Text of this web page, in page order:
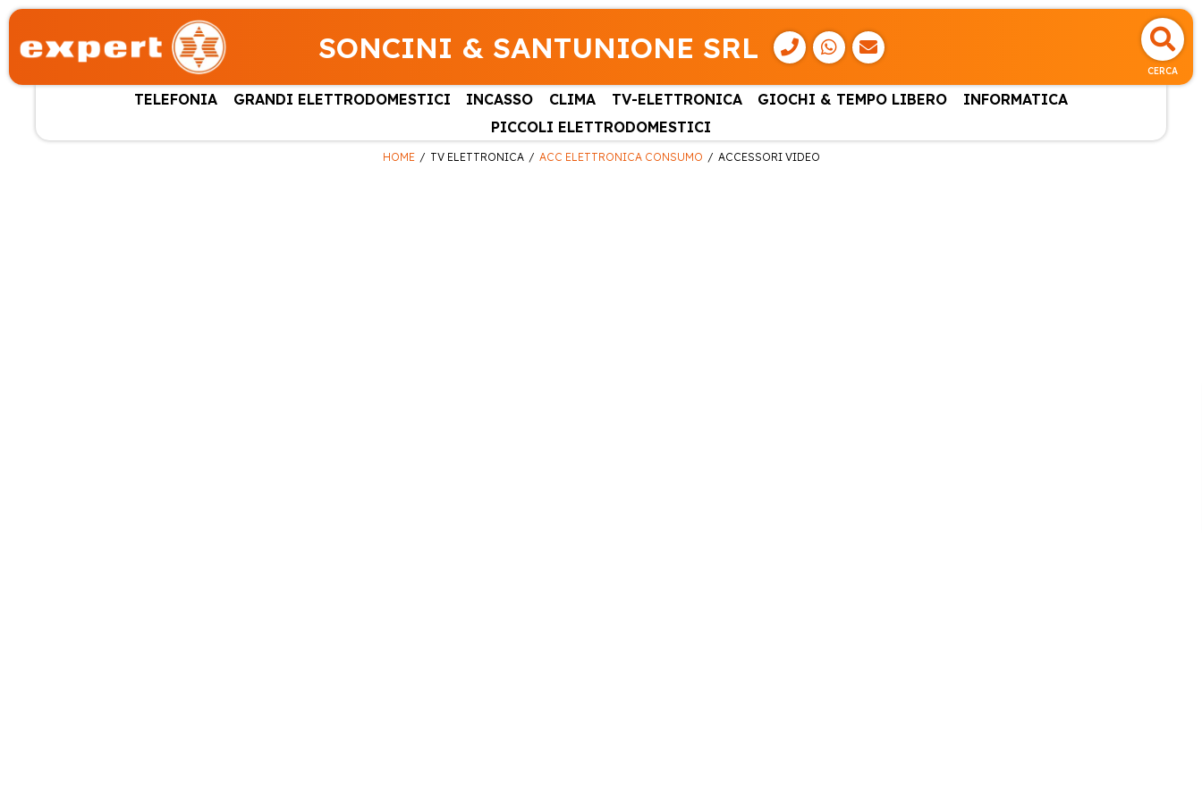
SONCINI & SANTUNIONE SRL
CERCA
TELEFONIA GRANDI ELETTRODOMESTICI INCASSO CLIMA TV-ELETTRONICA GIOCHI & TEMPO LIBERO
INFORMATICA
PICCOLI ELETTRODOMESTICI
HOME TV ELETTRONICA ACC ELETTRONICA CONSUMO ACCESSORI VIDEO